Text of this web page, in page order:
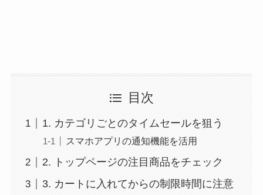
目次
1. カテゴリごとのタイムセールを狙う
スマホアプリの通知機能を活用
2. トップページの注目商品をチェック
3. カートに入れてからの制限時間に注意